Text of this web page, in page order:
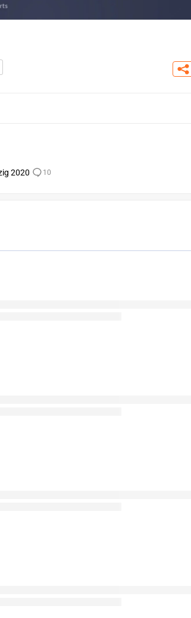
2020 10